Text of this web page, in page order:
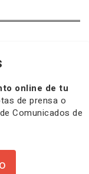
online de tu
de prensa o
Comunicados de